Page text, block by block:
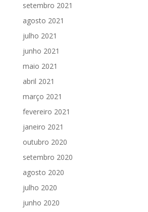
setembro 2021
agosto 2021
julho 2021
junho 2021
maio 2021
abril 2021
março 2021
fevereiro 2021
janeiro 2021
outubro 2020
setembro 2020
agosto 2020
julho 2020
junho 2020